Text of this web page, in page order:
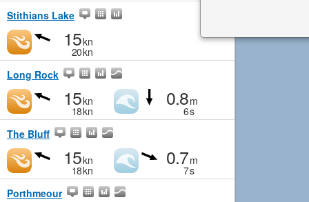
Stithians Lake
15kn
20kn
Long Rock
15kn
18kn
0.8m
6s
The Bluff
15kn
18kn
0.7m
7s
Porthmeour